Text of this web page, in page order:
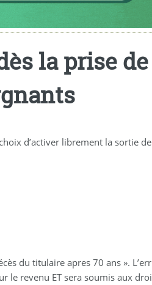
la prise
d’activer librement la sortie de
du titulaire apres 70 ans ».
revenu ET sera soumis aux